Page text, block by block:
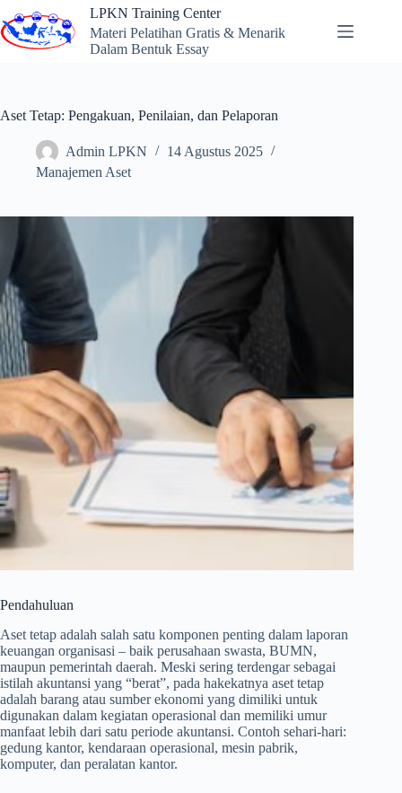
to
content
LPKN Training Center
Materi Pelatihan Gratis & Menarik
Dalam Bentuk Essay
Aset Tetap: Pengakuan, Penilaian, dan Pelaporan
Admin LPKN
14 Agustus 2025
Manajemen Aset
Pendahuluan
Aset tetap adalah salah satu komponen penting dalam laporan
keuangan organisasi – baik perusahaan swasta, BUMN,
maupun pemerintah daerah. Meski sering terdengar sebagai
istilah akuntansi yang “berat”, pada hakekatnya aset tetap
adalah barang atau sumber ekonomi yang dimiliki untuk
digunakan dalam kegiatan operasional dan memiliki umur
manfaat lebih dari satu periode akuntansi. Contoh sehari-hari:
gedung kantor, kendaraan operasional, mesin pabrik,
komputer, dan peralatan kantor.